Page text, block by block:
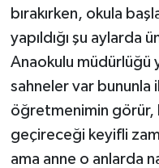
bırakırken, okula
yapıldığı şu
Anaokulu müdürlüğü
sahneler var bununla
öğretmenimin görür,
geçireceği keyifli
ama anne o anlarda